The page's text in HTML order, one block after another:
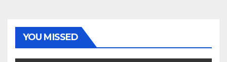
YOU MISSED